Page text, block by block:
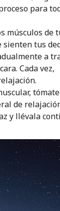
para
músculos de
sienten tus
a
Cada vez,
de
y llévala